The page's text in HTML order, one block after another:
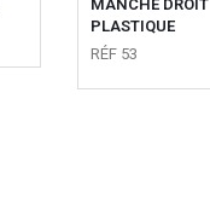
MANCHE DROIT
PLASTIQUE
RÉF 53